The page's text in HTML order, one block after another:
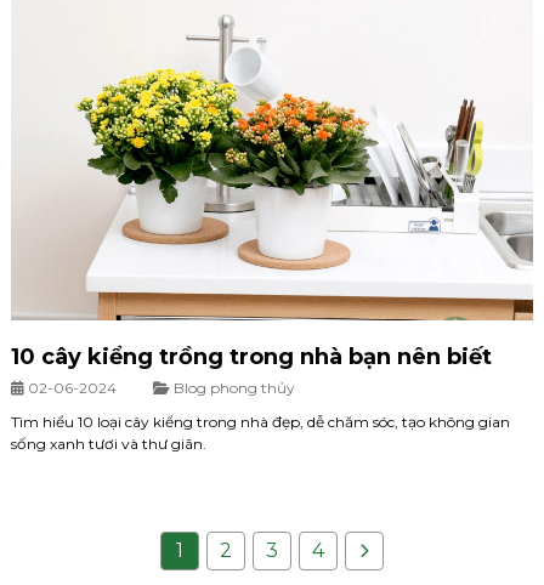
10 cây kiểng trồng trong nhà bạn nên biết
02-06-2024
Blog phong thủy
Tìm hiểu 10 loại cây kiểng trong nhà đẹp, dễ chăm sóc, tạo không gian
sống xanh tươi và thư giãn.
1 2 3 4